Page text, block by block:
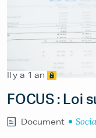
Il y a 1 an
FOCUS : Loi
Document